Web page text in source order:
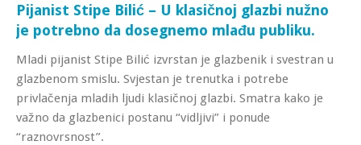
Pijanist Stipe Bilić – U klasičnoj glazbi nužno
je potrebno da dosegnemo mlađu publiku.
Mladi pijanist Stipe Bilić izvrstan je glazbenik i svestran u
glazbenom smislu. Svjestan je trenutka i potrebe
privlačenja mladih ljudi klasičnoj glazbi. Smatra kako je
važno da glazbenici postanu “vidljivi” i ponude
“raznovrsnost”.